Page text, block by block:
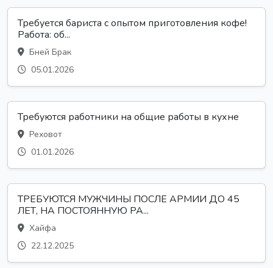
Требуется бариста с опытом приготовления кофе!
Работа: об...
Бней Брак
05.01.2026
Требуются работники на общие работы в кухне
Реховот
01.01.2026
ТРЕБУЮТСЯ МУЖЧИНЫ ПОСЛЕ АРМИИ ДО 45
ЛЕТ, НА ПОСТОЯННУЮ РА...
Хайфа
22.12.2025